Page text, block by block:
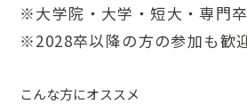
※大学院・大学・短大・専門
※2028卒以降の方の参加も歓
こんな方にオススメ